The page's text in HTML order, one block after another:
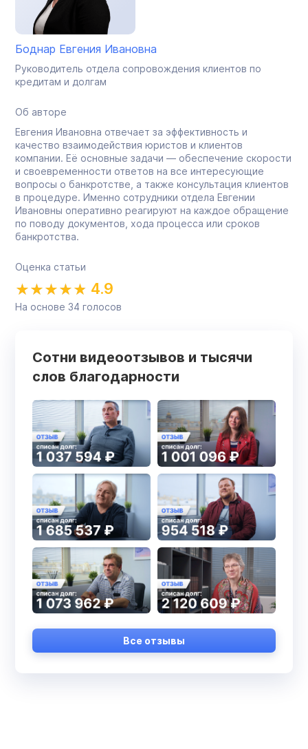
Боднар Евгения Ивановна
Руководитель отдела сопровождения клиентов по
кредитам и долгам
Об авторе
Евгения Ивановна отвечает за эффективность и
качество взаимодействия юристов и клиентов
компании. Её основные задачи — обеспечение скорости
и своевременности ответов на все интересующие
вопросы о банкротстве, а также консультация клиентов
в процедуре. Именно сотрудники отдела Евгении
Ивановны оперативно реагируют на каждое обращение
по поводу документов, хода процесса или сроков
банкротства.
Оценка статьи
4.9
На основе 34 голосов
Сотни видеоотзывов и тысячи
слов благодарности
Все отзывы